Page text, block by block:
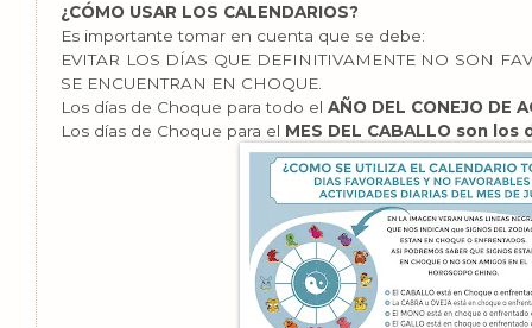
¿CÓMO USAR LOS CALENDARIOS?
Es importante tomar en cuenta que se debe:
EVITAR LOS DÍAS QUE DEFINITIVAMENTE NO SON
SE ENCUENTRAN EN CHOQUE.
Los días de Choque para todo el AÑO DEL CONEJO DE
Los días de Choque para el MES DEL CABALLO son los